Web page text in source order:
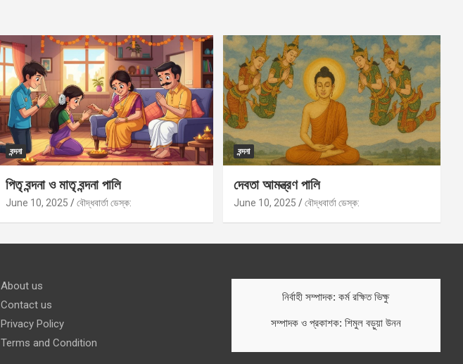
বন্দনা
পিতৃ বন্দনা ও মাতৃ বন্দনা পালি
June 10, 2025 বৌদ্ধবার্তা ডেস্ক:
বন্দনা
দেবতা আমন্ত্রণ পালি
June 10, 2025 বৌদ্ধবার্তা ডেস্ক:
About us
Contact us
Privacy Policy
Terms and Condition
নির্বাহী সম্পাদক: কর্ম রক্ষিত ভিক্ষু
সম্পাদক ও প্রকাশক: শিমুল বড়ুয়া উনন